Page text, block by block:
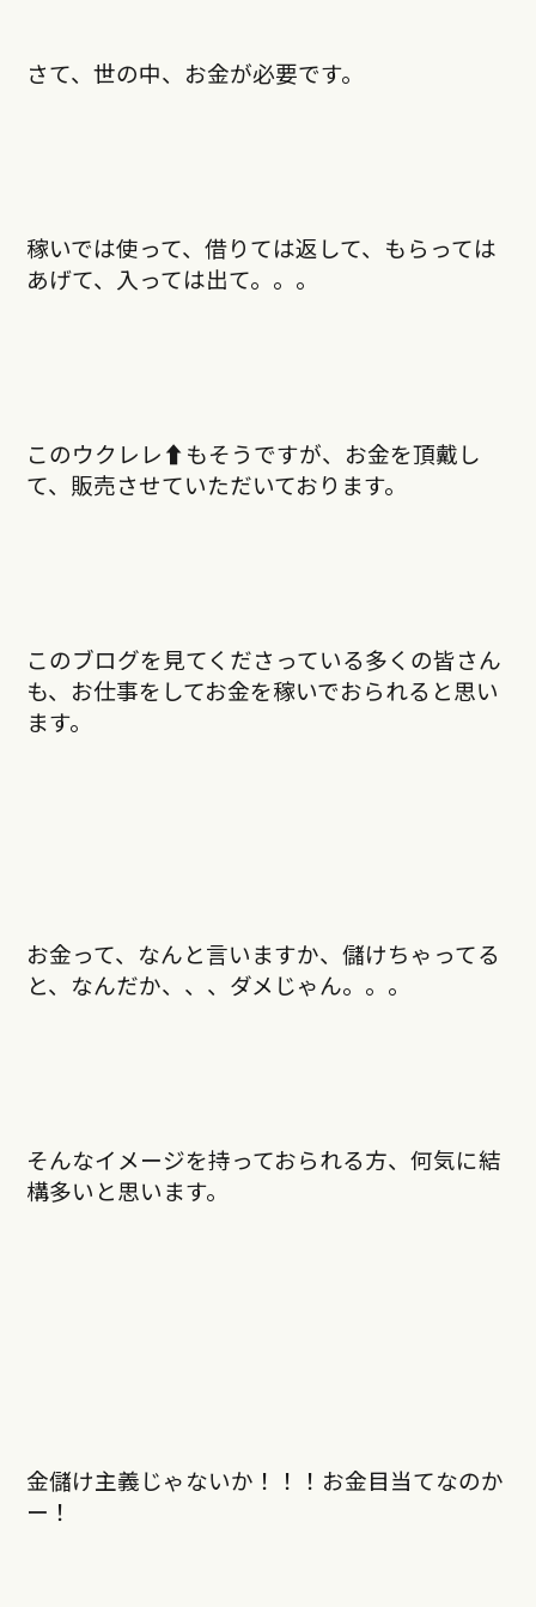
さて、世の中、お金が必要です。
稼いでは使って、借りては返して、もらっては
あげて、入っては出て。。。
このウクレレ⬆︎もそうですが、お金を頂戴し
て、販売させていただいております。
このブログを見てくださっている多くの皆さん
も、お仕事をしてお金を稼いでおられると思い
ます。
お金って、なんと言いますか、儲けちゃってる
と、なんだか、、、ダメじゃん。。。
そんなイメージを持っておられる方、何気に結
構多いと思います。
金儲け主義じゃないか！！！お金目当てなのか
ー！